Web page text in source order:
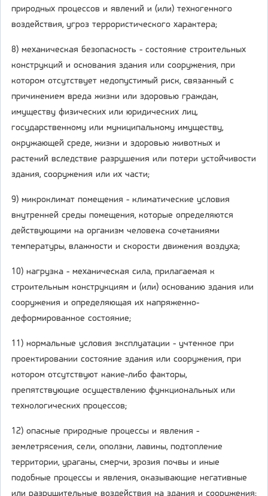
природных процессов и явлений и (или) техногенного
воздействия, угроз террористического характера;
8) механическая безопасность - состояние строительных
конструкций и основания здания или сооружения, при
котором отсутствует недопустимый риск, связанный с
причинением вреда жизни или здоровью граждан,
имуществу физических или юридических лиц,
государственному или муниципальному имуществу,
окружающей среде, жизни и здоровью животных и
растений вследствие разрушения или потери устойчивости
здания, сооружения или их части;
9) микроклимат помещения - климатические условия
внутренней среды помещения, которые определяются
действующими на организм человека сочетаниями
температуры, влажности и скорости движения воздуха;
10) нагрузка - механическая сила, прилагаемая к
строительным конструкциям и (или) основанию здания или
сооружения и определяющая их напряженно-
деформированное состояние;
11) нормальные условия эксплуатации - учтенное при
проектировании состояние здания или сооружения, при
котором отсутствуют какие-либо факторы,
препятствующие осуществлению функциональных или
технологических процессов;
12) опасные природные процессы и явления -
землетрясения, сели, оползни, лавины, подтопление
территории, ураганы, смерчи, эрозия почвы и иные
подобные процессы и явления, оказывающие негативные
или разрушительные воздействия на здания и сооружения;